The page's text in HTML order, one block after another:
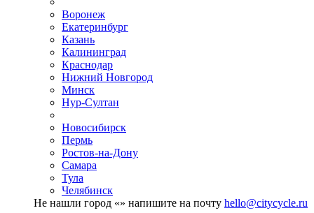
Воронеж
Екатеринбург
Казань
Калининград
Краснодар
Нижний Новгород
Минск
Нур-Султан
Новосибирск
Пермь
Ростов-на-Дону
Самара
Тула
Челябинск
Не нашли город «» напишите на почту hello@citycycle.ru